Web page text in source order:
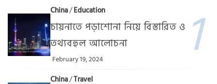
China/Education
চায়নাতে পড়াশোনা নিয়ে বিস্তারিত ও
তথ্যবহুল আলোচনা
February 19, 2024
China/Travel